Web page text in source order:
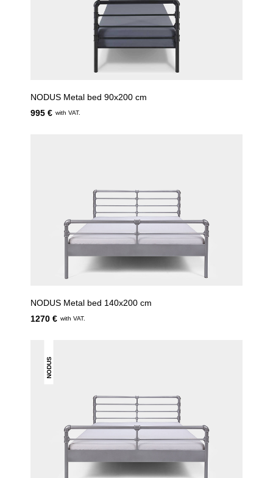
NODUS Metal bed 90x200 cm
995 € with VAT.
NODUS Metal bed 140x200 cm
1270 € with VAT.
NODUS